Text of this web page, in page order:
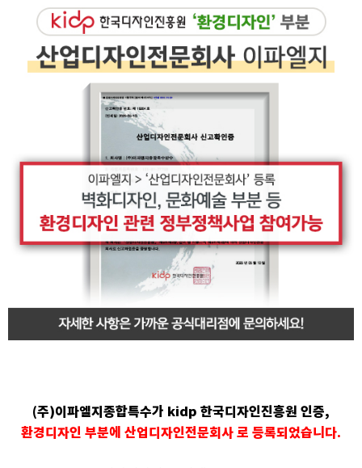
(주)이파엘지종합특수가 kidp 한국디자인진흥원 인증,
환경디자인 부분에 산업디자인전문회사 로 등록되었습니다.